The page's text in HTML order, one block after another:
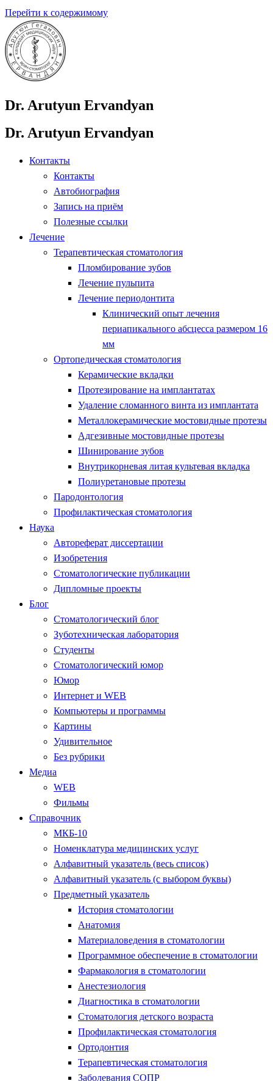
Перейти к содержимому
Dr. Arutyun Ervandyan
Dr. Arutyun Ervandyan
Контакты
Контакты
Автобиография
Запись на приём
Полезные ссылки
Лечение
Терапевтическая стоматология
Пломбирование зубов
Лечение пульпита
Лечение периодонтита
Клинический опыт лечения
периапикального абсцесса размером 16
мм
Ортопедическая стоматология
Керамические вкладки
Протезирование на имплантатах
Удаление сломанного винта из имплантата
Металлокерамические мостовидные протезы
Адгезивные мостовидные протезы
Шинирование зубов
Внутрикорневая литая культевая вкладка
Полиуретановые протезы
Пародонтология
Профилактическая стоматология
Наука
Автореферат диссертации
Изобретения
Стоматологические публикации
Дипломные проекты
Блог
Стоматологический блог
Зуботехническая лаборатория
Студенты
Стоматологический юмор
Юмор
Интернет и WEB
Компьютеры и программы
Картины
Удивительное
Без рубрики
Медиа
WEB
Фильмы
Справочник
МКБ-10
Номенклатура медицинских услуг
Алфавитный указатель (весь список)
Алфавитный указатель (с выбором буквы)
Предметный указатель
История стоматологии
Анатомия
Материаловедения в стоматологии
Программное обеспечение в стоматологии
Фармакология в стоматологии
Анестезиология
Диагностика в стоматологии
Стоматология детского возраста
Профилактическая стоматология
Ортодонтия
Терапевтическая стоматология
Заболевания СОПР